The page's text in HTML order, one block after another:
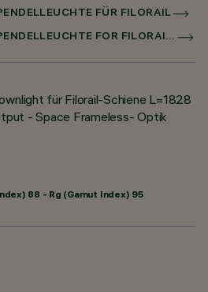
FÜR FILORAIL
LIBERA STAND-ALONE PENDELLEUCHTE FOR FILORAIL DALI POWERLINE
für Filorail-Schiene L=1828
- Space Frameless- Optik
88 - Rg (Gamut Index) 95